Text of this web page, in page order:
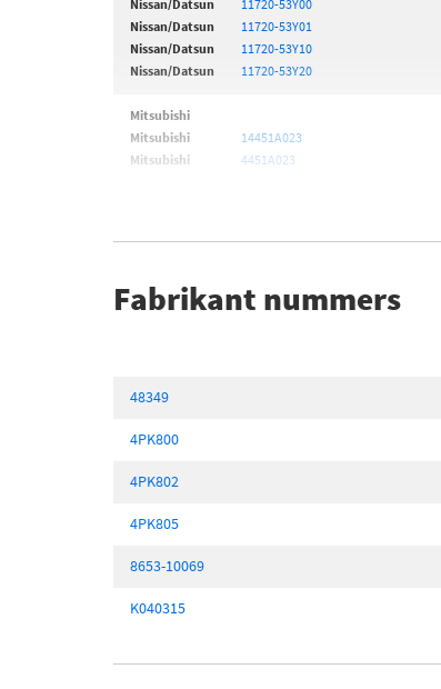
Nissan/Datsun
11720-53Y00
Nissan/Datsun
11720-53Y01
Nissan/Datsun
11720-53Y10
Nissan/Datsun
11720-53Y20
Mitsubishi
Mitsubishi
14451A023
Mitsubishi
4451A023
Fabrikant nummers
48349
4PK800
4PK802
4PK805
8653-10069
K040315